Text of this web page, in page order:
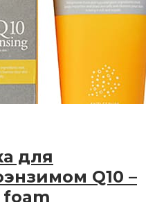
для
Q10 –
foam